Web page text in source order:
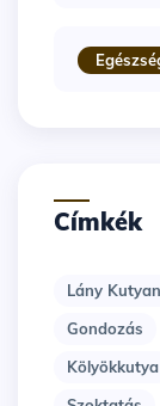
Címkék
Lány
Gondozás
Kölyökkutya